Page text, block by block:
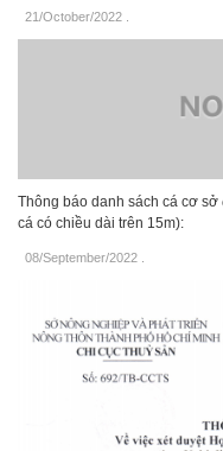
21/October/2022
Thông báo danh sách cá cơ
cá có chiều dài trên 15m):
08/September/2022